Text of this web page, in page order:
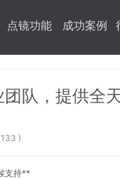
点镜功能 成功案例
队，提供全
)
支持**